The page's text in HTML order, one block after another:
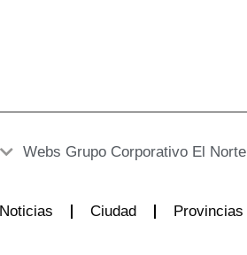
Webs Grupo Corporativo El Norte
Noticias Ciudad Provincias